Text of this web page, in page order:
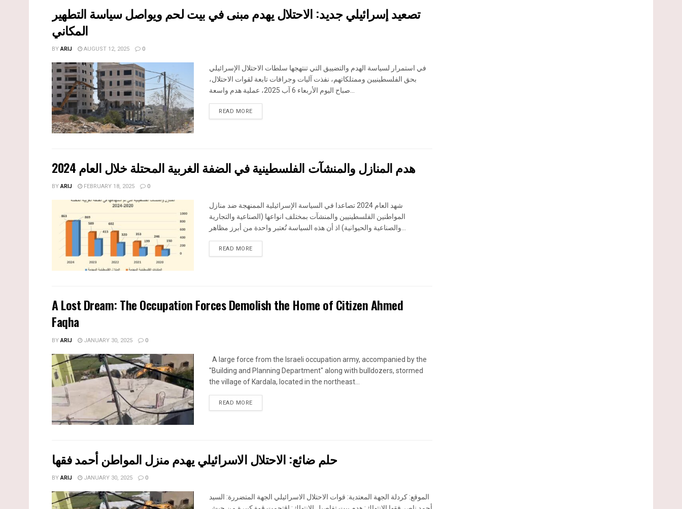
تصعيد إسرائيلي جديد: الاحتلال يهدم مبنى في بيت لحم ويواصل سياسة التطهير
المكاني
BYARIJ AUGUST 12, 2025 0
في استمرار لسياسة الهدم والتضييق التي تنتهجها سلطات الاحتلال الإسرائيلي
بحق الفلسطينيين وممتلكاتهم، نفذت آليات وجرافات تابعة لقوات الاحتلال،
صباح اليوم الأربعاء 6 آب 2025، عملية هدم واسعة...
READ MOREDETAILS
هدم المنازل والمنشآت الفلسطينية في الضفة الغربية المحتلة خلال العام 2024
BYARIJ FEBRUARY 18, 2025 0
شهد العام 2024 تصاعدا في السياسة الإسرائيلية الممنهجة ضد منازل
المواطنين الفلسطينيين والمنشآت بمختلف انواعها (الصناعية والتجارية
والصناعية والحيوانية) اذ أن هذه السياسة تُعتبر واحدة من أبرز مظاهر...
READ MOREDETAILS
A Lost Dream: The Occupation Forces Demolish the Home of Citizen Ahmed
Faqha
BYARIJ JANUARY 30, 2025 0
A large force from the Israeli occupation army, accompanied by the
"Building and Planning Department" along with bulldozers, stormed
the village of Kardala, located in the northeast...
READ MOREDETAILS
حلم ضائع: الاحتلال الاسرائيلي يهدم منزل المواطن أحمد فقها
BYARIJ JANUARY 30, 2025 0
الموقع: كردلة الجهة المعتدية: قوات الاحتلال الاسرائيلي الجهة المتضررة: السيد